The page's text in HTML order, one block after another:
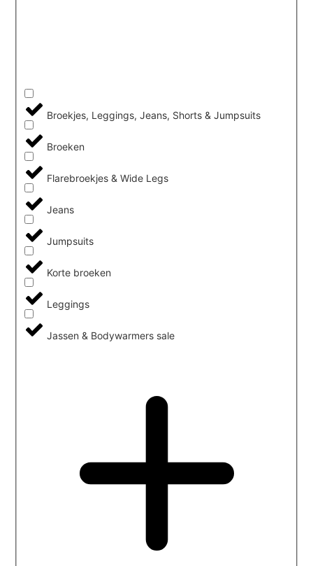
Broekjes, Leggings, Jeans, Shorts & Jumpsuits
Broeken
Flarebroekjes & Wide Legs
Jeans
Jumpsuits
Korte broeken
Leggings
Jassen & Bodywarmers sale